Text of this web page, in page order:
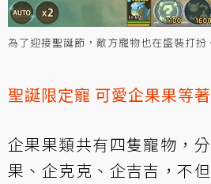
為了迎接聖誕節，敵方寵物也在盛裝打扮
聖誕限定寵 可愛企果果等
企果果類共有四隻寵物，
果、企克克、企吉吉，不